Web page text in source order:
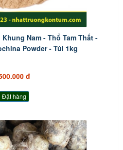
Nam - Thổ Tam Thất -
Powder - Túi 1kg
đ
Đặt hàng